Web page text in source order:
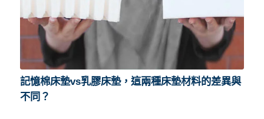
記憶棉床墊vs乳膠床墊，這兩種床墊材料的差異與
不同？